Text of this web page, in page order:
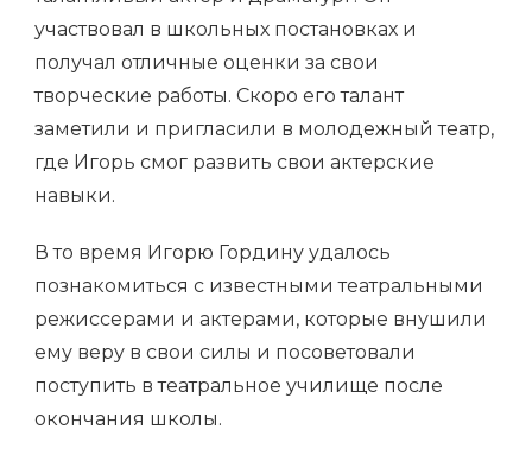
участвовал в школьных постановках и
получал отличные оценки за свои
творческие работы. Скоро его талант
заметили и пригласили в молодежный театр,
где Игорь смог развить свои актерские
навыки.
В то время Игорю Гордину удалось
познакомиться с известными театральными
режиссерами и актерами, которые внушили
ему веру в свои силы и посоветовали
поступить в театральное училище после
окончания школы.